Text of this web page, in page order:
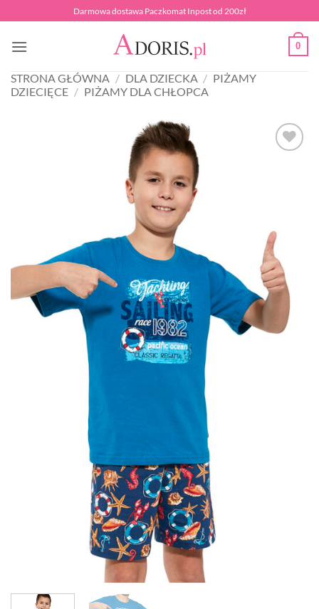
do
zawartości
Darmowa dostawa Paczkomat Inpost od 200zł
0
STRONA GŁÓWNA / DLA DZIECKA / PIŻAMY
DZIECIĘCE / PIŻAMY DLA CHŁOPCA